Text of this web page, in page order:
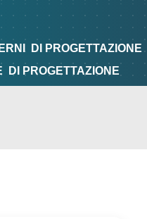
METODOLOGIE
DI PROGETTAZIONE
DI PROGETTAZIONE